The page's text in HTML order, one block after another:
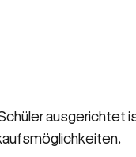
ausgerichtet